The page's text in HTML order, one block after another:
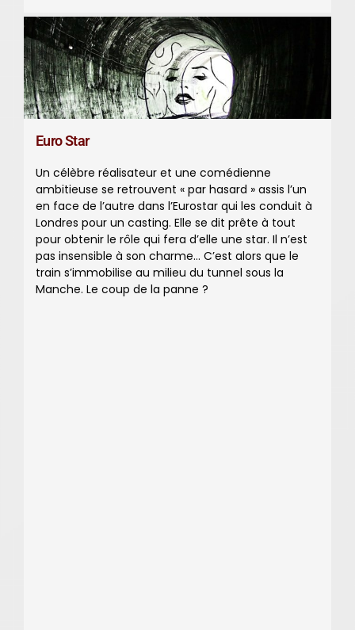
Euro Star
Un célèbre réalisateur et une comédienne
ambitieuse se retrouvent « par hasard » assis l’un
en face de l’autre dans l’Eurostar qui les conduit à
Londres pour un casting. Elle se dit prête à tout
pour obtenir le rôle qui fera d’elle une star. Il n’est
pas insensible à son charme… C’est alors que le
train s’immobilise au milieu du tunnel sous la
Manche. Le coup de la panne ?